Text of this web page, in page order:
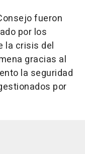
fueron
por los
la crisis del
gracias al
la seguridad
por